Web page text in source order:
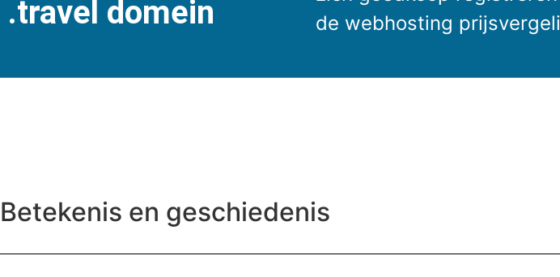
.travel domein
de webhosting
Betekenis en geschiedenis